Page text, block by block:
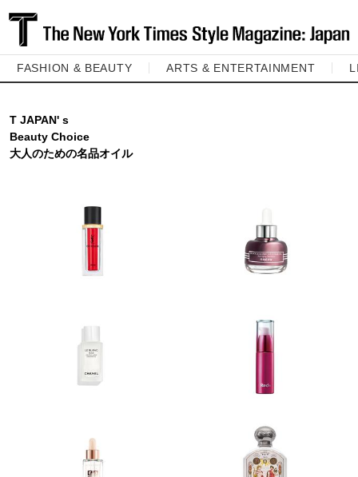
FASHION & BEAUTY ARTS & ENTERTAINMENT
T JAPAN' s
Beauty Choice
大人のための名品オイル